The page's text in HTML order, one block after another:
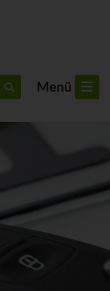
suchen Menü